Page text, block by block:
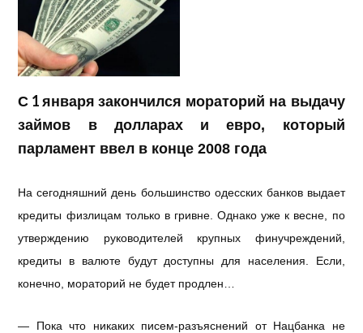
С 1 января закончился мораторий на выдачу
займов в долларах и евро, который
парламент ввел в конце 2008 года
На сегодняшний день большинство одесских банков выдает
кредиты физлицам только в гривне. Однако уже к весне, по
утверждению руководителей крупных финучреждений,
кредиты в валюте будут доступны для населения. Если,
конечно, мораторий не будет продлен…
— Пока что никаких писем-разъяснений от Нацбанка не